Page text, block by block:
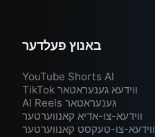
באנוץ פעלדער
YouTube Shorts AI
TikTok ווידעא גענעראטאר
AI Reels גענעראטאר
ווידעא-צו-אדיא קאנווערטער
ווידעא-צו-טעקסט קאנווערטער